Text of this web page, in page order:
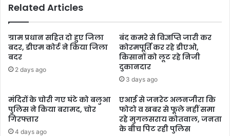
Related Articles
ग्राम प्रधान सहित दो हुए जिला
बदर, डीएम कोर्ट ने किया जिला
बदर
2 days ago
बंद कमरे से विज्ञप्ति जारी कर
कोरमपूर्ति कर रहे डीएओ,
किसानों को लूट रहे निजी
दुकानदार
3 days ago
मंदिरों के चोरी गए घंटे को बलुआ
पुलिस ने किया बरामद, चोर
गिरफ्तार
4 days ago
एआई से जनरेट अलनजीरा कि
फोटो व खबर से फूले नहीं समा
रहे मुगलसराय कोतवाल, जनता
के बीच पिट रही पुलिस